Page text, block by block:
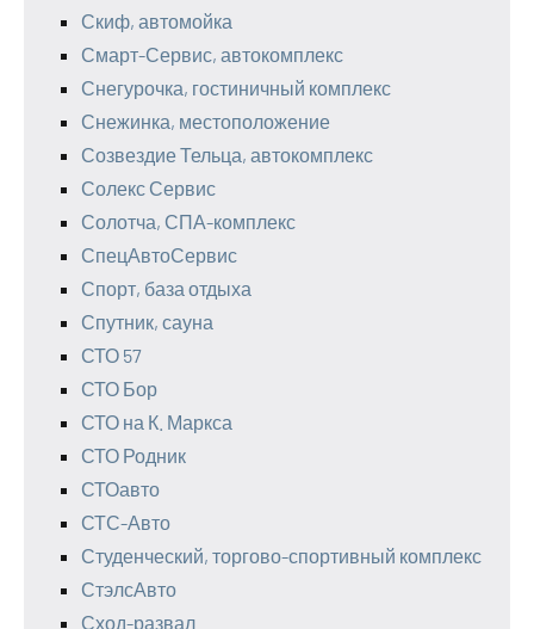
Скиф, автомойка
Смарт-Сервис, автокомплекс
Снегурочка, гостиничный комплекс
Снежинка, местоположение
Созвездие Тельца, автокомплекс
Солекс Сервис
Солотча, СПА-комплекс
СпецАвтоСервис
Спорт, база отдыха
Спутник, сауна
СТО 57
СТО Бор
СТО на К. Маркса
СТО Родник
СТОавто
СТС-Авто
Студенческий, торгово-спортивный комплекс
СтэлсАвто
Сход-развал